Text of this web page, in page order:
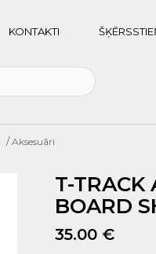
KONTAKTI
/Aksesuāri
T-TRACK
BOARD
35.00 €